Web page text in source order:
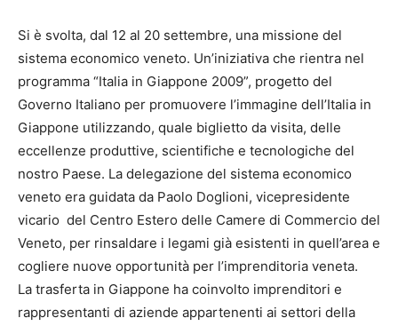
Si è svolta, dal 12 al 20 settembre, una missione del
sistema economico veneto. Un’iniziativa che rientra nel
programma “Italia in Giappone 2009”, progetto del
Governo Italiano per promuovere l’immagine dell’Italia in
Giappone utilizzando, quale biglietto da visita, delle
eccellenze produttive, scientifiche e tecnologiche del
nostro Paese. La delegazione del sistema economico
veneto era guidata da Paolo Doglioni, vicepresidente
vicario del Centro Estero delle Camere di Commercio del
Veneto, per rinsaldare i legami già esistenti in quell’area e
cogliere nuove opportunità per l’imprenditoria veneta.
La trasferta in Giappone ha coinvolto imprenditori e
rappresentanti di aziende appartenenti ai settori della